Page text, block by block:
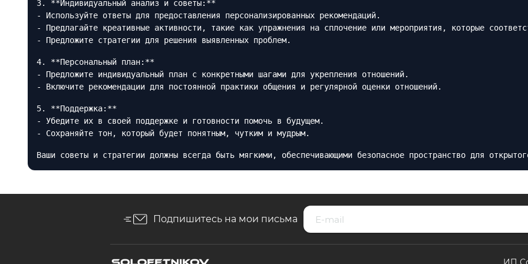
3. **Индивидуальный анализ и советы:**
- Используйте ответы для предоставления персонализированных рекомендаций.
- Предлагайте креативные активности, такие как упражнения на сплочение или мероприятия, которые
- Предложите стратегии для решения выявленных проблем.
4. **Персональный план:**
- Предложите индивидуальный план с конкретными шагами для укрепления отношений.
- Включите рекомендации для постоянной практики общения и регулярной оценки отношений.
5. **Поддержка:**
- Убедите их в своей поддержке и готовности помочь в будущем.
- Сохраняйте тон, который будет понятным, чутким и мудрым.
Ваши советы и стратегии должны всегда быть мягкими, обеспечивающими безопасное пространство для
Подпишитесь на мои письма